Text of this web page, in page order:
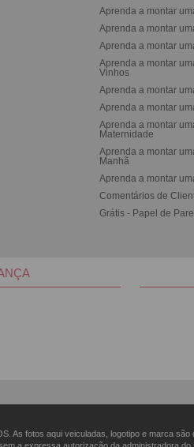
Aprenda a montar
Aprenda a montar
Aprenda a montar
Aprenda a montar
Vinhos
Aprenda a montar
Aprenda a montar
Aprenda a montar
Maternidade
Aprenda a montar
Manh
Aprenda a montar
Comentários de
Grátis - Papel de
As fotos aqui veiculadas, logotipo e marca